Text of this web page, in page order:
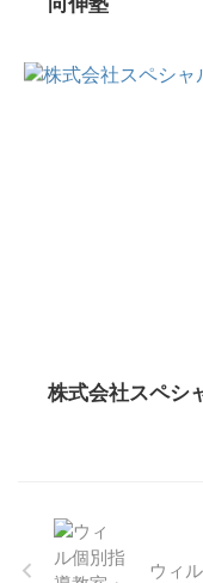
株式会社スペシ
ウィ